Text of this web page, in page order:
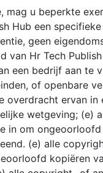
mag u beperkte
Hub een
geen
van Hr Tech
een bedrijf aan te
of openbare
ervan in
wetgeving; (e)
in om
(e) alle
kopiëren